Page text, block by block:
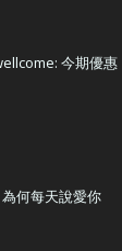
今期優惠
何每天說愛你